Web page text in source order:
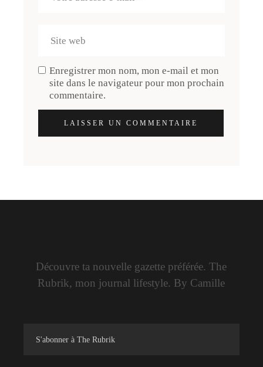
Enregistrer mon nom, mon e-mail et mon
site dans le navigateur pour mon prochain
commentaire.
LAISSER UN COMMENTAIRE
Découvre ta nouvelle gazette préférée. The
Rubrik, mon journal lifestyle. By Camille